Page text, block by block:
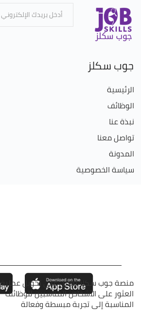
منصة جوب سكلز تعمل على تحويل عملية
العثور على الأشخاص المناسبين للوظائف
المناسبة إلى تجربة مبسطة وفعالة
جوب سكلز
الرئيسية
الوظائف
نبذة عنا
تواصل معنا
المدونة
سياسة الخصوصية